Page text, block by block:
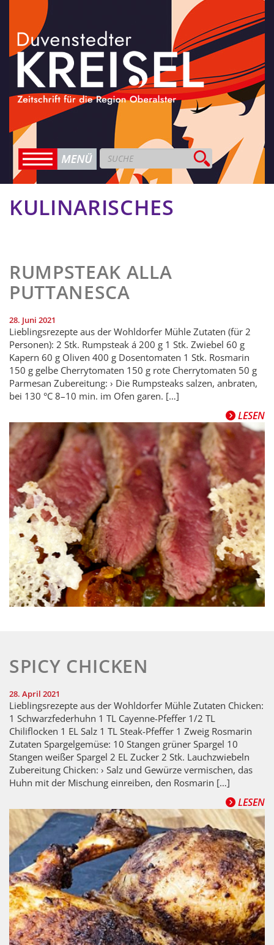
KULINARISCHES
RUMPSTEAK ALLA
PUTTANESCA
28. Juni 2021
Lieblingsrezepte aus der Wohldorfer Mühle Zutaten (für 2
Personen): 2 Stk. Rumpsteak á 200 g 1 Stk. Zwiebel 60 g
Kapern 60 g Oliven 400 g Dosentomaten 1 Stk. Rosmarin
150 g gelbe Cherrytomaten 150 g rote Cherrytomaten 50 g
Parmesan Zubereitung: › Die Rumpsteaks salzen, anbraten,
bei 130 °C 8–10 min. im Ofen garen. […]
LESEN
SPICY CHICKEN
28. April 2021
Lieblingsrezepte aus der Wohldorfer Mühle Zutaten Chicken:
1 Schwarzfederhuhn 1 TL Cayenne-Pfeffer 1/2 TL
Chiliflocken 1 EL Salz 1 TL Steak-Pfeffer 1 Zweig Rosmarin
Zutaten Spargelgemüse: 10 Stangen grüner Spargel 10
Stangen weißer Spargel 2 EL Zucker 2 Stk. Lauchzwiebeln
Zubereitung Chicken: › Salz und Gewürze vermischen, das
Huhn mit der Mischung einreiben, den Rosmarin […]
LESEN